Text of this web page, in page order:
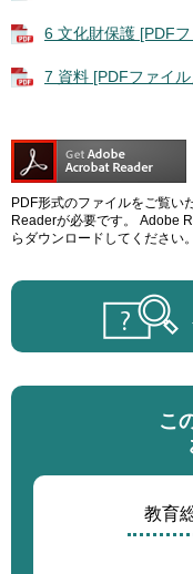
6 文化財保護 [PDF
7 資料 [PDFファイ
PDF形式のファイルをご覧い
Readerが必要です。
Adobe
らダウンロードしてください
こ
教育